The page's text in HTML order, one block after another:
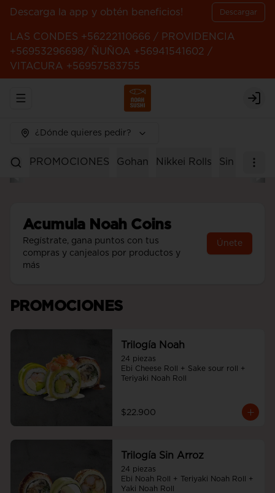
Descarga la app y obtén beneficios! Descargar
LAS CONDES +56222110666 / PROVIDENCIA
+56953296698/ ÑUÑOA +56941541602 /
VITACURA +56957583755
Abrir menu de navegación
¿Dónde quieres pedir?
PROMOCIONES Gohan Nikkei Rolls Sin Arroz
Acumula Noah Coins
Regístrate, gana puntos con tus
compras y canjealos por productos y
más
Únete
PROMOCIONES
Trilogía Noah
24 piezas
Ebi Cheese Roll + Sake sour roll +
Teriyaki Noah Roll
$22.900
Trilogía Sin Arroz
24 piezas
Ebi Noah Roll + Teriyaki Noah Roll +
Yaki Noah Roll